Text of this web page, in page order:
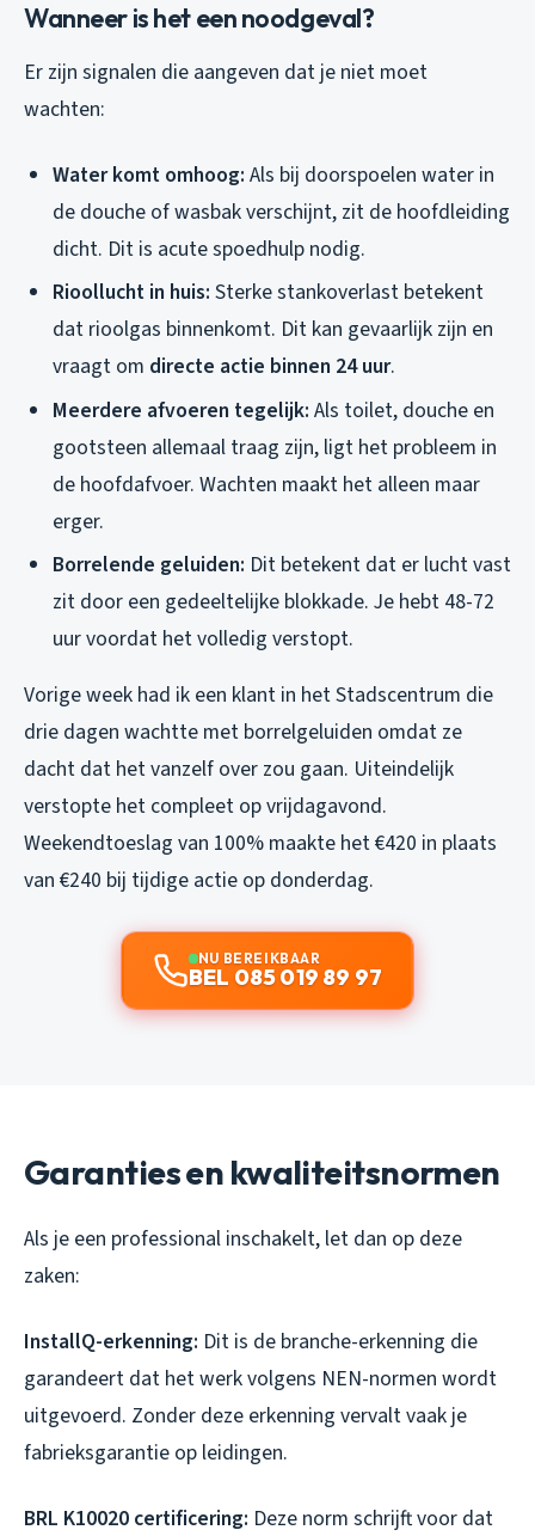
Wanneer is het een noodgeval?
Er zijn signalen die aangeven dat je niet moet
wachten:
Water komt omhoog: Als bij doorspoelen water in
de douche of wasbak verschijnt, zit de hoofdleiding
dicht. Dit is acute spoedhulp nodig.
Rioollucht in huis: Sterke stankoverlast betekent
dat rioolgas binnenkomt. Dit kan gevaarlijk zijn en
vraagt om directe actie binnen 24 uur.
Meerdere afvoeren tegelijk: Als toilet, douche en
gootsteen allemaal traag zijn, ligt het probleem in
de hoofdafvoer. Wachten maakt het alleen maar
erger.
Borrelende geluiden: Dit betekent dat er lucht vast
zit door een gedeeltelijke blokkade. Je hebt 48-72
uur voordat het volledig verstopt.
Vorige week had ik een klant in het Stadscentrum die
drie dagen wachtte met borrelgeluiden omdat ze
dacht dat het vanzelf over zou gaan. Uiteindelijk
verstopte het compleet op vrijdagavond.
Weekendtoeslag van 100% maakte het €420 in plaats
van €240 bij tijdige actie op donderdag.
NU BEREIKBAAR
BEL 085 019 89 97
Garanties en kwaliteitsnormen
Als je een professional inschakelt, let dan op deze
zaken:
InstallQ-erkenning: Dit is de branche-erkenning die
garandeert dat het werk volgens NEN-normen wordt
uitgevoerd. Zonder deze erkenning vervalt vaak je
fabrieksgarantie op leidingen.
BRL K10020 certificering: Deze norm schrijft voor dat